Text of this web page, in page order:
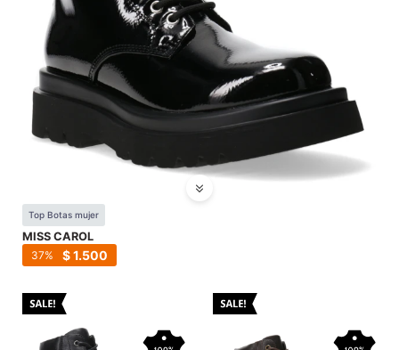
Top Botas mujer
MISS CAROL
$1.500
37